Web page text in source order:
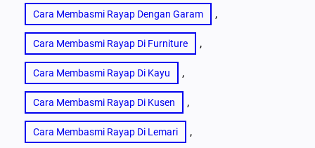
Cara Membasmi Rayap Dengan Garam ,
Cara Membasmi Rayap Di Furniture ,
Cara Membasmi Rayap Di Kayu ,
Cara Membasmi Rayap Di Kusen ,
Cara Membasmi Rayap Di Lemari ,